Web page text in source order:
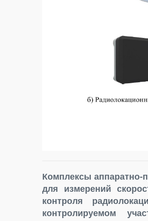
Комплексы аппаратно-
для измерений
контроля
контролируемом